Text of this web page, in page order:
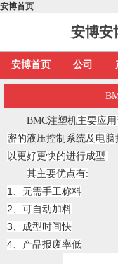
安博首页
安博安
安博首页 公司
BMC注塑机主要应
密的液压控制系统及电脑
以更好更快的进行成型.
其主要优点有:
1、无需手工称料
2、可自动加料
3、成型时间快
4、产品报废率低